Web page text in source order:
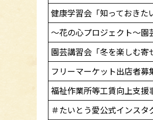
健康学習会「知っておきた
～花の心プロジェクト～園
園芸講習会「冬を楽しむ寄
フリーマーケット出店者募
福祉作業所等工賃向上支援
＃たいとう愛公式インスタ